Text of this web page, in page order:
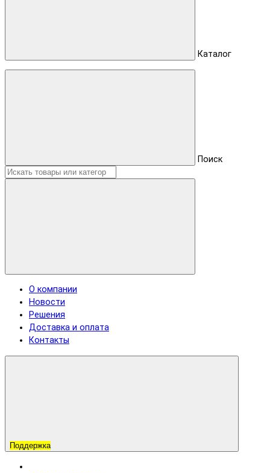
Каталог
Поиск
О компании
Новости
Решения
Доставка и оплата
Контакты
Поддержка